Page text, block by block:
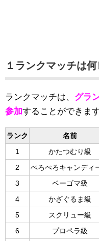
１ランクマッチは
ランクマッチは、 グラ
参加することができます
ランク
名前
1
かたつむり級
2
ぺろぺろキャンディ
3
ベーゴマ級
4
かざぐるま級
5
スクリュー級
6
プロペラ級